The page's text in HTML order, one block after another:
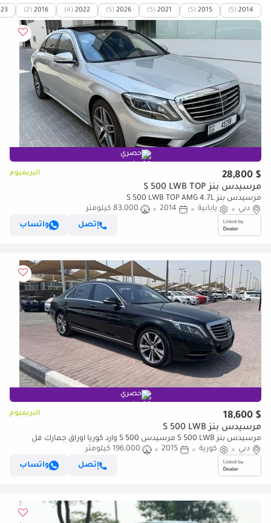
2014
(5)
2015
(5)
2021
(5)
2026
(5)
2022
(4)
2016
(2)
حصري
$ 28,800 البريميوم
مرسيدس بنز S 500 LWB TOP
مرسيدس بنز S 500 LWB TOP AMG 4.7L
دبي
يابانية 2014
83,000 كيلومتر
إتصل
واتساب
حصري
$ 18,600 البريميوم
مرسيدس بنز S 500 LWB
مرسيدس بنز S 500 LWB مرسيدس S 500 وارد كوريا اوراق جمارك فل
اوبشن
دبي كورية 2015
196,000 كيلومتر
إتصل
واتساب